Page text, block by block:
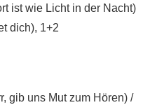
ist wie Licht in der Nacht)
dich), 1+2
gib uns Mut zum Hören) /